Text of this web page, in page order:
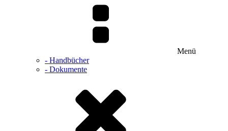
Menü
- Handbücher
- Dokumente